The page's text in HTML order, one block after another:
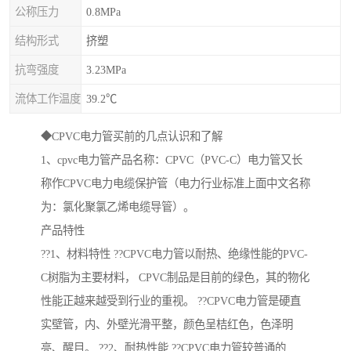
公称压力 0.8MPa
结构形式 挤塑
抗弯强度 3.23MPa
流体工作温度 39.2℃
◆CPVC电力管买前的几点认识和了解
1、cpvc电力管产品名称：CPVC（PVC-C）电力管又长
称作CPVC电力电缆保护管（电力行业标准上面中文名称
为：氯化聚氯乙烯电缆导管）。
产品特性
??1、材料特性 ??CPVC电力管以耐热、绝缘性能的PVC-
C树脂为主要材料， CPVC制品是目前的绿色，其的物化
性能正越来越受到行业的重视。 ??CPVC电力管是硬直
实壁管，内、外壁光滑平整，颜色呈桔红色，色泽明
亮、醒目。 ??2、耐热性能 ??CPVC电力管较普通的